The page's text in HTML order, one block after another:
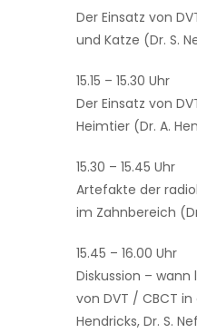
Der Einsatz von
und Katze (Dr. S.
15.15 – 15.30 Uhr
Der Einsatz von
Heimtier (Dr. A.
15.30 – 15.45 Uhr
Artefakte der
im Zahnbereich
15.45 – 16.00 Uhr
Diskussion –
von DVT / CBCT in
Hendricks, Dr. S.